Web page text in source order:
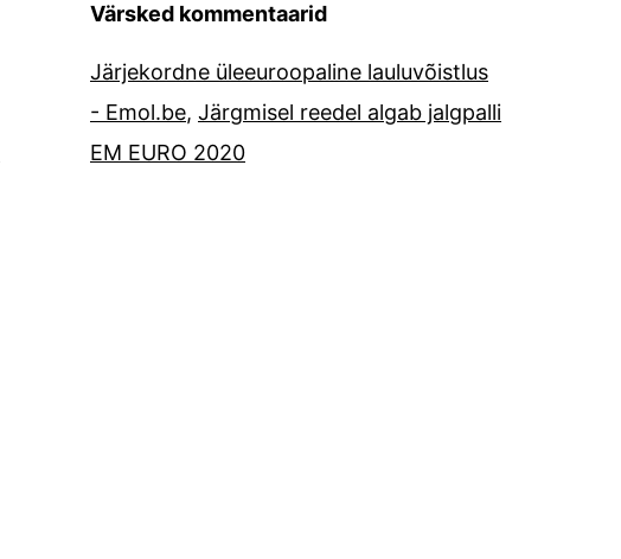
Värsked kommentaarid
Järjekordne üleeuroopaline lauluvõistlus
- Emol.be, Järgmisel reedel algab jalgpalli
EM EURO 2020